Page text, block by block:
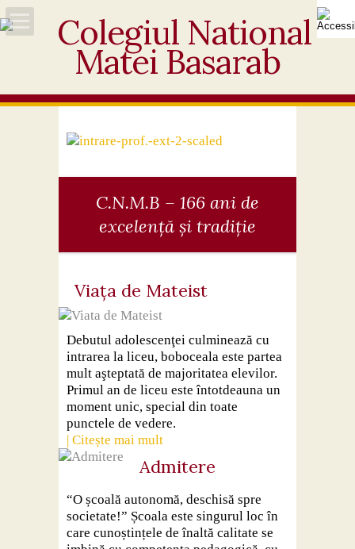
Acasă
Personal
Activități educative
Ofertă
Contact
C.N.M.B – 166 ani de
excelență și tradiție
Viața de Mateist
Debutul adolescenţei culminează cu
intrarea la liceu, boboceala este partea
mult aşteptată de majoritatea elevilor.
Primul an de liceu este întotdeauna un
moment unic, special din toate
punctele de vedere.
| Citește mai mult
Admitere
“O școală autonomă, deschisă spre
societate!” Școala este singurul loc în
care cunoștințele de înaltă calitate se